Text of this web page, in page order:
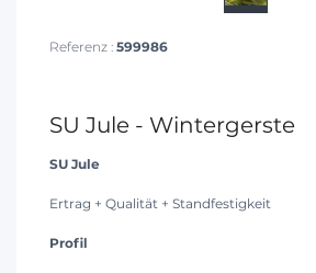
Referenz : 599986
SU Jule - Wintergerste
SU Jule
Ertrag + Qualität + Standfestigkeit
Profil